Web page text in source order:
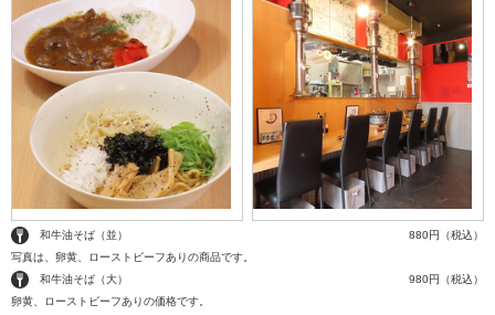
和牛油そば（並）
880円（税込）
写真は、卵黄、ローストビーフありの商品です。
和牛油そば（大）
980円（税込）
卵黄、ローストビーフありの価格です。